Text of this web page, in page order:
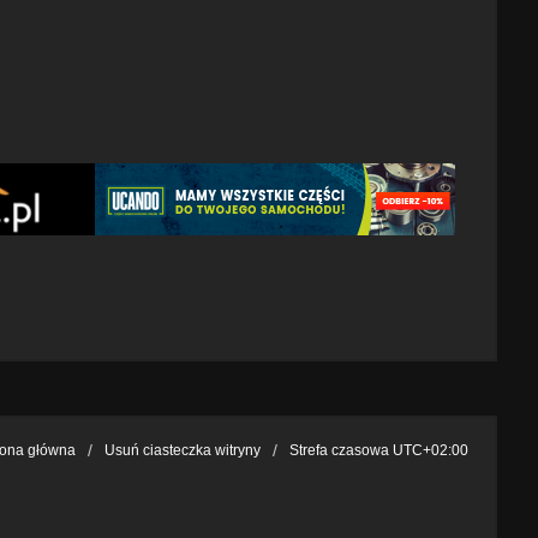
główna Usuń ciasteczka witryny Strefa czasowa UTC+02:00